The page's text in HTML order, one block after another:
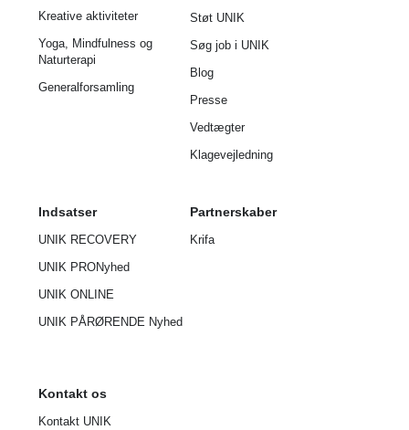
Kreative aktiviteter
Yoga, Mindfulness og
Naturterapi
Generalforsamling
Støt UNIK
Søg job i UNIK
Blog
Presse
Vedtægter
Klagevejledning
Indsatser
UNIK RECOVERY
UNIK PRONyhed
UNIK ONLINE
UNIK PÅRØRENDE Nyhed
Partnerskaber
Krifa
Kontakt os
Kontakt UNIK